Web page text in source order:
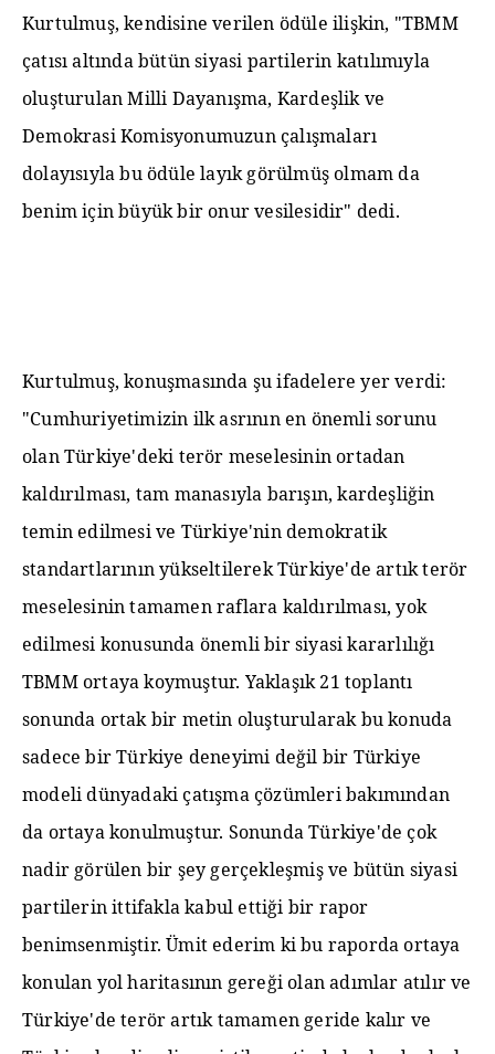
Kurtulmuş, kendisine verilen ödüle ilişkin, "TBMM
çatısı altında bütün siyasi partilerin katılımıyla
oluşturulan Milli Dayanışma, Kardeşlik ve
Demokrasi Komisyonumuzun çalışmaları
dolayısıyla bu ödüle layık görülmüş olmam da
benim için büyük bir onur vesilesidir" dedi.
Kurtulmuş, konuşmasında şu ifadelere yer verdi:
"Cumhuriyetimizin ilk asrının en önemli sorunu
olan Türkiye'deki terör meselesinin ortadan
kaldırılması, tam manasıyla barışın, kardeşliğin
temin edilmesi ve Türkiye'nin demokratik
standartlarının yükseltilerek Türkiye'de artık terör
meselesinin tamamen raflara kaldırılması, yok
edilmesi konusunda önemli bir siyasi kararlılığı
TBMM ortaya koymuştur. Yaklaşık 21 toplantı
sonunda ortak bir metin oluşturularak bu konuda
sadece bir Türkiye deneyimi değil bir Türkiye
modeli dünyadaki çatışma çözümleri bakımından
da ortaya konulmuştur. Sonunda Türkiye'de çok
nadir görülen bir şey gerçekleşmiş ve bütün siyasi
partilerin ittifakla kabul ettiği bir rapor
benimsenmiştir. Ümit ederim ki bu raporda ortaya
konulan yol haritasının gereği olan adımlar atılır ve
Türkiye'de terör artık tamamen geride kalır ve